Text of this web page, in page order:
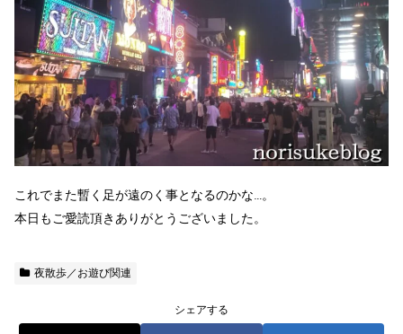
これでまた暫く足が遠のく事となるのかな…。
本日もご愛読頂きありがとうございました。
夜散歩／お遊び関連
シェアする